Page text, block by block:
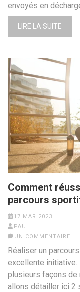
envoyés en
LIRE LA SUITE
Comment
parcours
17 MAR 2023
PAUL
UN COMMENTAIRE
Réaliser un
excellente initiative.
plusieurs façons de
allons détailler ici 2